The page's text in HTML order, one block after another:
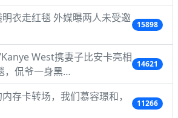
衣走红毯 外媒曝两人未受邀
15898
West携妻子比安卡亮相
，侃爷一身黑…
14621
存卡转场，我们慕容璟和，
11266